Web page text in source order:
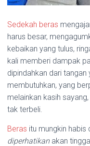
Sedekah beras
harus besar,
kebaikan yang tulus,
kali memberi dampak
dipindahkan dari
membutuhkan, yang
melainkan kasih
tak terbeli.
Beras itu mungkin habis
diperhatikanakan